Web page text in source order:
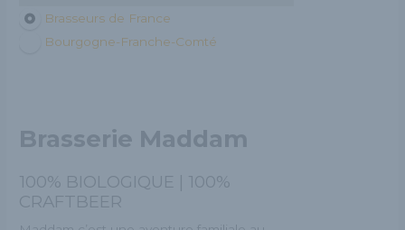
Brasseurs de France
Bourgogne-Franche-Comté
Brasserie Maddam
100% BIOLOGIQUE | 100%
CRAFTBEER